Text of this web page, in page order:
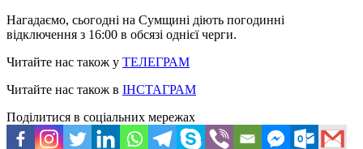
Нагадаємо, сьогодні на Сумщині діють погодинні
відключення з 16:00 в обсязі однієї черги.
Читайте нас також у ТЕЛЕГРАМ
Читайте нас також в ІНСТАГРАМ
Поділитися в соціальних мережах